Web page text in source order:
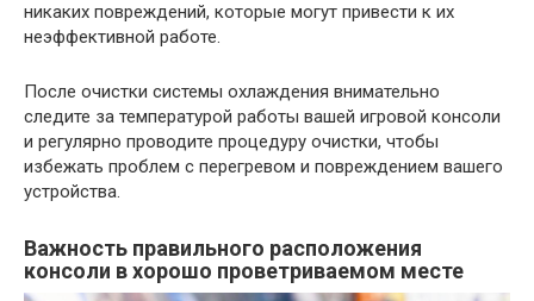
никаких повреждений, которые могут привести к их
неэффективной работе.
После очистки системы охлаждения внимательно
следите за температурой работы вашей игровой консоли
и регулярно проводите процедуру очистки, чтобы
избежать проблем с перегревом и повреждением вашего
устройства.
Важность правильного расположения
консоли в хорошо проветриваемом месте